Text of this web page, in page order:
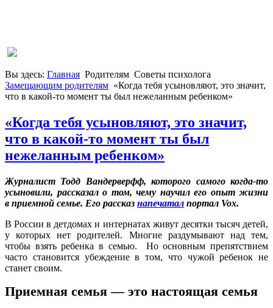
Вы здесь: Главная Родителям Советы психолога
Замещающим родителям «Когда тебя усыновляют, это значит,
что в какой-то момент ты был нежеланным ребенком»
«Когда тебя усыновляют, это значит,
что в какой-то момент ты был
нежеланным ребенком»
Журналист Тодд Вандерверфф, которого самого когда-то
усыновили, рассказал о том, чему научил его опыт жизни
в приемной семье. Его рассказ напечатал портал Vox.
В России в детдомах и интернатах живут десятки тысяч детей,
у которых нет родителей. Многие раздумывают над тем,
чтобы взять ребенка в семью. Но основным препятствием
часто становится убеждение в том, что чужой ребенок не
станет своим.
Приемная семья — это настоящая семья